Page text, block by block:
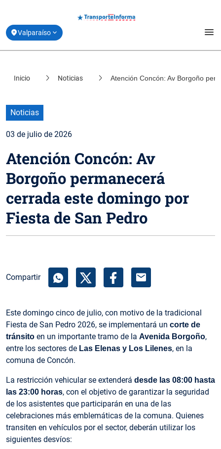
Valparaíso menu
Derribando Mitos
Centro de ayuda
Acerca de Transporte Informa
location_onSantiago
location_onCoquimbo
location_onBiobío
location_on Los Lagos
Inicio Noticias Atención Concón: Av Borgoño
Noticias
03 de julio de 2026
Atención Concón: Av
Borgoño permanecerá
cerrada este domingo por
Fiesta de San Pedro
Compartir mail
Este domingo cinco de julio, con motivo de la tradicional
Fiesta de San Pedro 2026, se implementará un corte de
tránsito en un importante tramo de la Avenida Borgoño,
entre los sectores de Las Elenas y Los Lilenes, en la
comuna de Concón.
La restricción vehicular se extenderá desde las 08:00 hasta
las 23:00 horas, con el objetivo de garantizar la seguridad
de los asistentes que participarán en una de las
celebraciones más emblemáticas de la comuna. Quienes
transiten en vehículos por el sector, deberán utilizar los
siguientes desvíos: